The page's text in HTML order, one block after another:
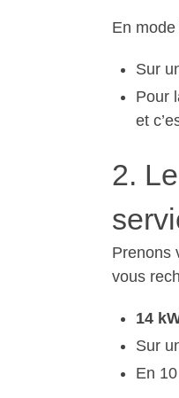
En mode
Sur
Pour
et
2.
Prenons
vous
14
Sur
En